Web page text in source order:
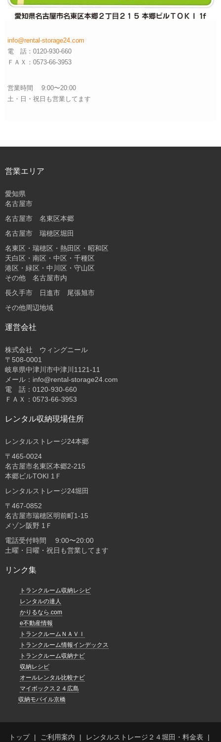
info@rental-storage24.com
電 話：0120-930-660
ＦＡＸ：0573-66-3953
営業時間 9:00〜20:00
土・日・祝日も営業してます
営業エリア
愛知県
名古屋市
名古屋市 名東区本郷
名古屋市 瑞穂区堀田
名東区・瑞穂区・熱田区・昭和区
天白区・南区・中区・千種区
港区・緑区・中川区・守山区
その他 名古屋市内
長久手市 日進市 尾張旭市
その他周辺地域
運営会社
株式会社 ウィングニール
〒508-0001
岐阜県中津川市中津川1121-11
メール：info@rental-storage24.com
電 話：0120-930-660
ＦＡＸ：0573-66-3953
レンタル収納現場住所
レンタルストレージ24本郷
〒465-0024
名古屋市名東区本郷2-215
本郷ビルTOKI 1Ｆ
レンタルストレージ24堀田
〒467-0852
名古屋市瑞穂区明前町1-15
メゾン阪野 1Ｆ
電話受付時間 9:00〜20:00
土曜・日曜・祝日も営業してます
リンク集
トランクルーム収納レシピ
レンタルの達人
かりるなら.com
e不動産情報
トランクルームＮＡＶＩ
トランクルーム情報インデックス
トランクルーム収納ナビ
収納レシピ
オールレンタル比較ナビ
マイボックス２４広島
収納モバイル京橋
トップ ご利用案内 レンタルストレージ２４堀田・料金表